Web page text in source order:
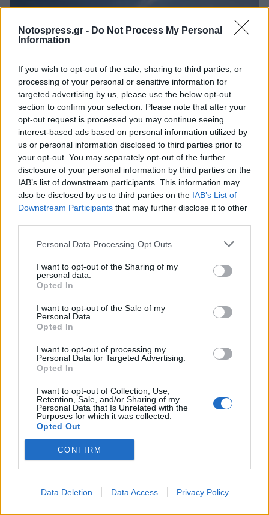
Notospress.gr - Do Not Process My Personal
Information
If you wish to opt-out of the sale, sharing to third parties, or
processing of your personal or sensitive information for
targeted advertising by us, please use the below opt-out
section to confirm your selection. Please note that after your
opt-out request is processed you may continue seeing
interest-based ads based on personal information utilized by
us or personal information disclosed to third parties prior to
your opt-out. You may separately opt-out of the further
disclosure of your personal information by third parties on the
IAB’s list of downstream participants. This information may
also be disclosed by us to third parties on the IAB’s List of
Downstream Participants that may further disclose it to other
Personal Data Processing Opt Outs
I want to opt-out of the Sharing of my
personal data.
Opted In
I want to opt-out of the Sale of my
Personal Data.
Opted In
I want to opt-out of processing my
Personal Data for Targeted Advertising.
Opted In
I want to opt-out of Collection, Use,
Retention, Sale, and/or Sharing of my
Personal Data that Is Unrelated with the
Purposes for which it was collected.
Opted Out
CONFIRM
Data Deletion Data Access Privacy Policy
Κυπαρισσία: Open Air προβολή του
βραβευμένου ντοκιμαντέρ «Ocean with David
Attenborough»
04/08/2026 11:36
Εμπρησμός Ευρωπαϊκής γης ή εμπρησμός της
30/07/2026 08:59